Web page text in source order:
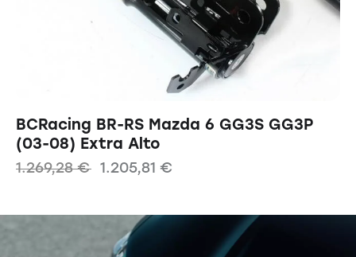
BCRacing BR-RS Mazda 6 GG3S GG3P
(03-08) Extra Alto
1.269,28€ 1.205,81 €